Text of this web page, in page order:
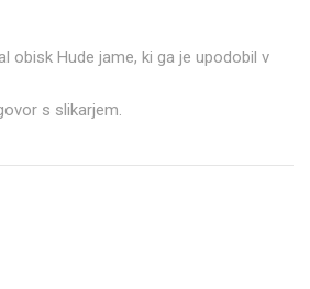
obisk Hude jame, ki ga je upodobil v
s slikarjem.